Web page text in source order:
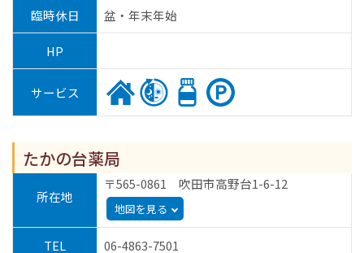
臨時休日 盆・年末年始
HP
サービス
たかの台薬局
所在地
〒565-0861 吹田市高野台1-6-12
地図を見る
TEL 06-4863-7501